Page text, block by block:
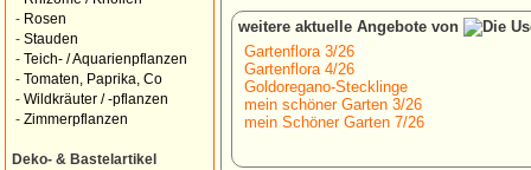
- Rosen
- Stauden
- Teich- / Aquarienpflanzen
- Tomaten, Paprika, Co
- Wildkräuter / -pflanzen
- Zimmerpflanzen
Deko- & Bastelartikel
weitere aktuelle Angebote von
Gartenflora 3/26
Gartenflora 4/26
Goldoregano-Stecklinge
mein schöner Garten 3/26
mein Schöner Garten 7/26